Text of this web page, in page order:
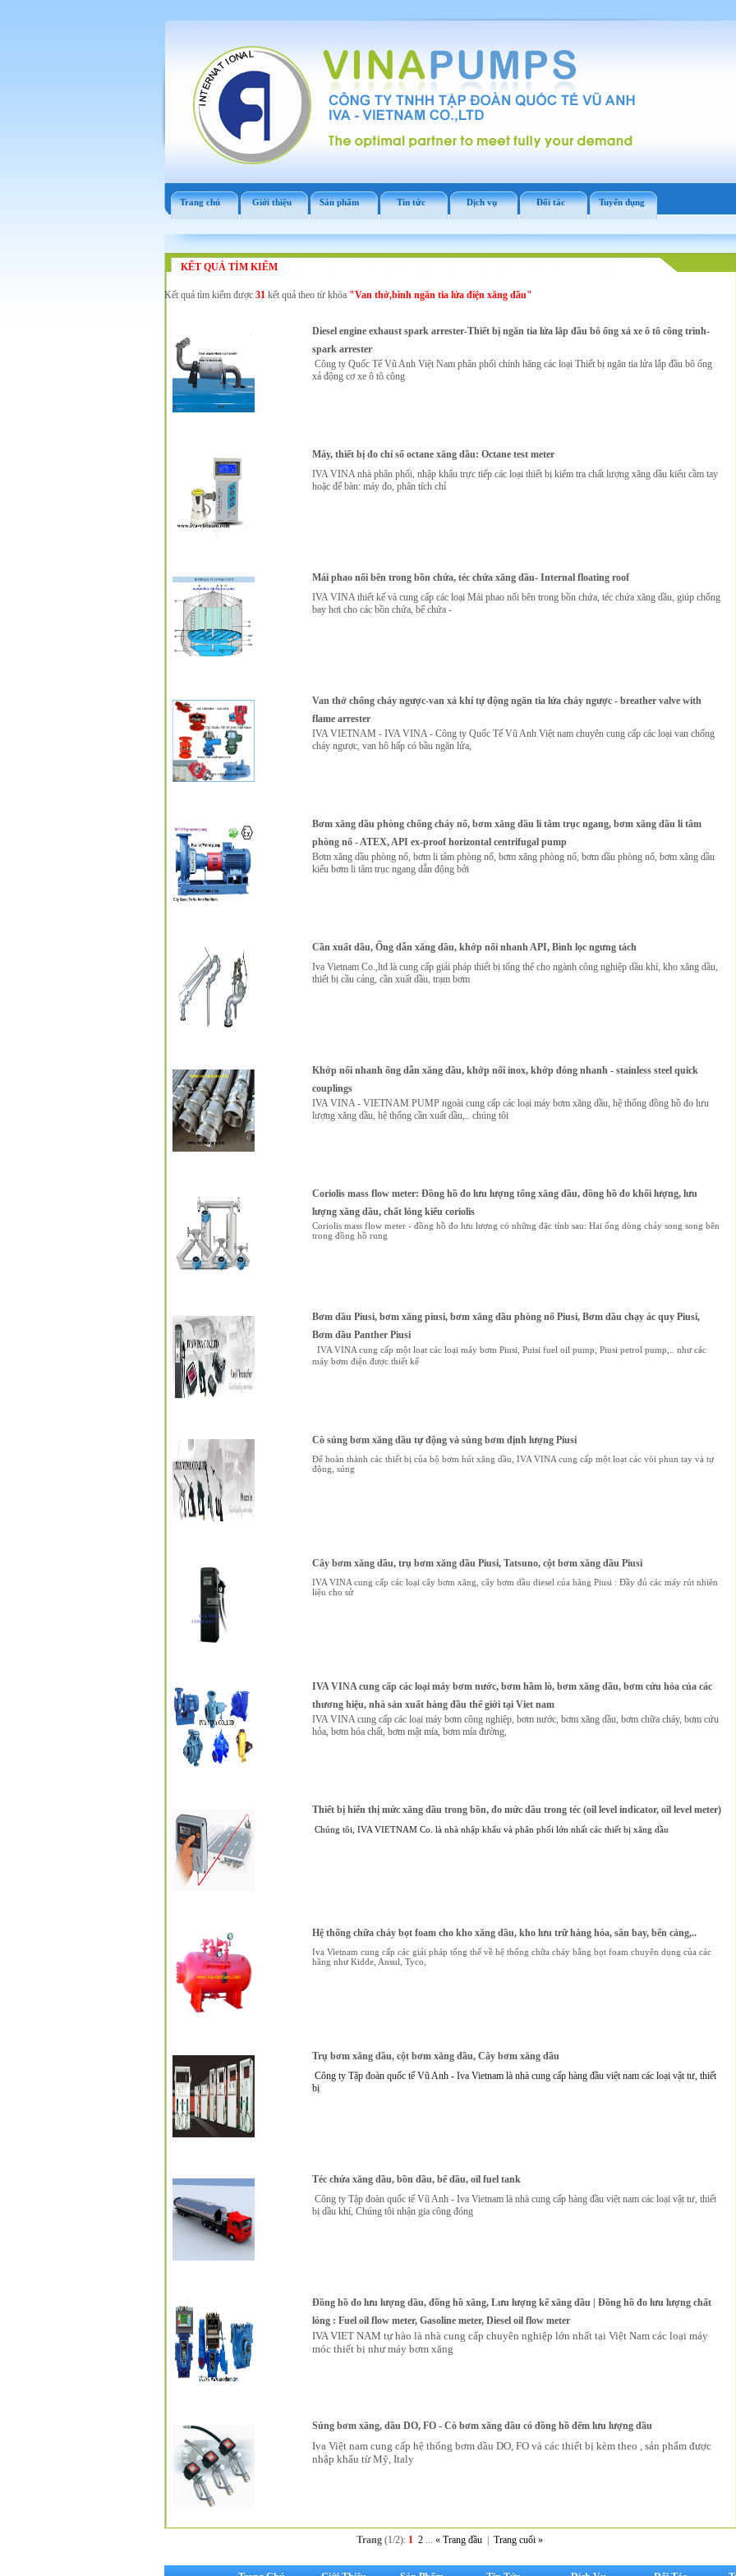
Trang chủ Giới thiệu Sản phẩm Tin tức Dịch vụ Đối tác Tuyển dụng
KẾT QUẢ TÌM KIẾM
Kết quả tìm kiếm được 31kết quả theo từ khóa "Van thở,bình ngăn tia lửa điện xăng dầu"
Diesel engine exhaust spark arrester-Thiết bị ngăn tia lửa lắp đầu bô ống xả xe ô tô công trình-
spark arrester
Công ty Quốc Tế Vũ Anh Việt Nam phân phối chính hãng các loại Thiết bị ngăn tia lửa lắp đầu bô ống
xả động cơ xe ô tô công
Máy, thiết bị đo chỉ số octane xăng dầu: Octane test meter
IVA VINA nhà phân phối, nhập khẩu trực tiếp các loại thiết bị kiểm tra chất lượng xăng dầu kiểu cầm tay
hoặc để bàn: máy đo, phân tích chỉ
Mái phao nổi bên trong bồn chứa, téc chứa xăng dầu- Internal floating roof
IVA VINA thiết kế và cung cấp các loại Mái phao nổi bên trong bồn chứa, téc chứa xăng dầu, giúp chống
bay hơi cho các bồn chứa, bể chứa -
Van thở chống cháy ngược-van xả khí tự động ngăn tia lửa cháy ngược - breather valve with
flame arrester
IVA VIETNAM - IVA VINA - Công ty Quốc Tế Vũ Anh Việt nam chuyên cung cấp các loại van chống
cháy ngược, van hô hấp có bầu ngăn lửa,
Bơm xăng dầu phòng chống cháy nổ, bơm xăng dầu li tâm trục ngang, bơm xăng dầu li tâm
phòng nổ - ATEX, API ex-proof horizontal centrifugal pump
Bơm xăng dầu phòng nổ, bơm li tâm phòng nổ, bơm xăng phòng nổ, bơm dầu phòng nổ, bơm xăng dầu
kiểu bơm li tâm trục ngang dẫn động bởi
Cần xuất dầu, Ống dẫn xăng dầu, khớp nối nhanh API, Bình lọc ngưng tách
Iva Vietnam Co.,ltd là cung cấp giải pháp thiết bị tổng thể cho ngành công nghiệp dầu khí, kho xăng dầu,
thiết bị cầu cảng, cần xuất dầu, trạm bơm
Khớp nối nhanh ống dẫn xăng dầu, khớp nối inox, khớp đóng nhanh - stainless steel quick
couplings
IVA VINA - VIETNAM PUMP ngoài cung cấp các loại máy bơm xăng dầu, hệ thống đồng hồ đo lưu
lượng xăng dầu, hệ thống cần xuất dầu,.. chúng tôi
Coriolis mass flow meter: Đồng hồ đo lưu lượng tổng xăng dầu, đồng hồ đo khối lượng, lưu
lượng xăng dầu, chất lỏng kiểu coriolis
Coriolis mass flow meter - đồng hồ đo lưu lượng có những đặc tính sau: Hai ống dòng chảy song song bên
trong đồng hồ rung
Bơm dầu Piusi, bơm xăng piusi, bơm xăng dầu phòng nổ Piusi, Bơm dầu chạy ác quy Piusi,
Bơm dầu Panther Piusi
IVA VINA cung cấp một loạt các loại máy bơm Piusi, Puisi fuel oil pump, Piusi petrol pump,.. như các
máy bơm điện được thiết kế
Cò súng bơm xăng dầu tự động và súng bơm định lượng Piusi
Để hoàn thành các thiết bị của bộ bơm hút xăng dầu, IVA VINA cung cấp một loạt các vòi phun tay và tự
động, súng
Cây bơm xăng dầu, trụ bơm xăng dầu Piusi, Tatsuno, cột bơm xăng dầu Piusi
IVA VINA cung cấp các loại cây bơm xăng, cây bơm dầu diesel của hãng Piusi : Đầy đủ các máy rút nhiên
liệu cho sử
IVA VINA cung cấp các loại máy bơm nước, bơm hầm lò, bơm xăng dầu, bơm cứu hỏa của các
thương hiệu, nhà sản xuất hàng đầu thế giới tại Viet nam
IVA VINA cung cấp các loại máy bơm công nghiệp, bơm nước, bơm xăng dầu, bơm chữa cháy, bơm cứu
hỏa, bơm hóa chất, bơm mật mía, bơm mía đường,
Thiết bị hiển thị mức xăng dầu trong bồn, đo mức dầu trong téc (oil level indicator, oil level meter)
Chúng tôi, IVA VIETNAM Co. là nhà nhập khẩu và phân phối lớn nhất các thiết bị xăng dầu
Hệ thống chữa cháy bọt foam cho kho xăng dầu, kho lưu trữ hàng hóa, sân bay, bến cảng,..
Iva Vietnam cung cấp các giải pháp tổng thể về hệ thống chữa cháy bằng bọt foam chuyên dụng của các
hãng như Kidde, Ansul, Tyco,
Trụ bơm xăng dầu, cột bơm xăng dầu, Cây bơm xăng dầu
Công ty Tập đoàn quốc tế Vũ Anh - Iva Vietnam là nhà cung cấp hàng đầu việt nam các loại vật tư, thiết
bị
Téc chứa xăng dầu, bồn dầu, bể dầu, oil fuel tank
Công ty Tập đoàn quốc tế Vũ Anh - Iva Vietnam là nhà cung cấp hàng đầu việt nam các loại vật tư, thiết
bị dầu khí, Chúng tôi nhận gia công đóng
Đồng hồ đo lưu lượng dầu, đồng hồ xăng, Lưu lượng kế xăng dầu | Đồng hồ đo lưu lượng chất
lỏng : Fuel oil flow meter, Gasoline meter, Diesel oil flow meter
IVA VIET NAM tự hào là nhà cung cấp chuyên nghiệp lớn nhất tại Việt Nam các loại máy
móc thiết bị như máy bơm xăng
Súng bơm xăng, dầu DO, FO - Cò bơm xăng dầu có đồng hồ đếm lưu lượng dầu
Iva Việt nam cung cấp hệ thống bơm dầu DO, FO và các thiết bị kèm theo , sản phẩm được
nhập khẩu từ Mỹ, Italy
Trang (1/2):1 2 ... « Trang đầu Trang cuối »